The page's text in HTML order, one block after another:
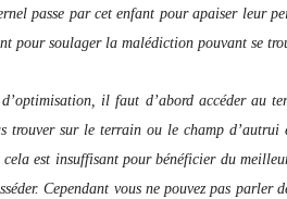
passe par cet enfant pour apaiser leur
pour soulager la malédiction pouvant se
il faut d’abord accéder au
trouver sur le terrain ou le champ
est insuffisant pour bénéficier du
Cependant vous ne pouvez pas parler